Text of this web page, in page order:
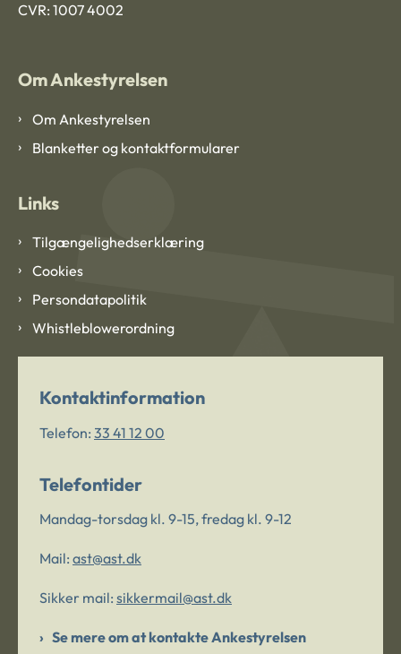
CVR: 1007 4002
Om Ankestyrelsen
Om Ankestyrelsen
Blanketter og kontaktformularer
Links
Tilgængelighedserklæring
Cookies
Persondatapolitik
Whistleblowerordning
Kontaktinformation
Telefon: 33 41 12 00
Telefontider
Mandag-torsdag kl. 9-15, fredag kl. 9-12
Mail: ast@ast.dk
Sikker mail: sikkermail@ast.dk
Se mere om at kontakte Ankestyrelsen